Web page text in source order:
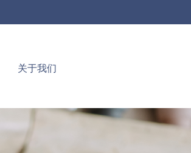
关于我们